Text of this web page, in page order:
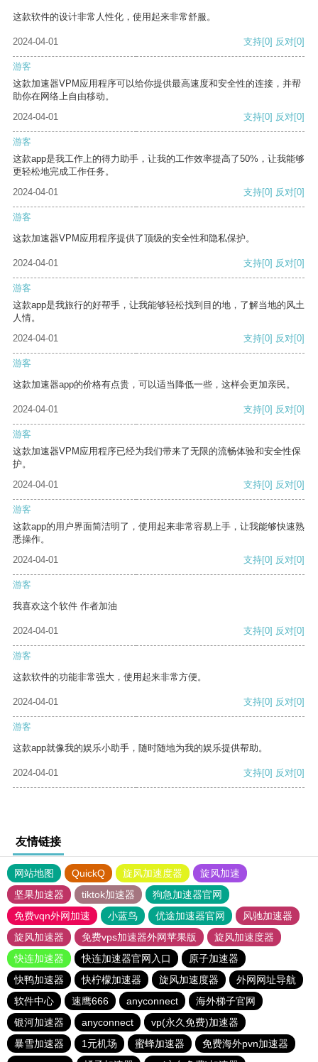
这款软件的设计非常人性化，使用起来非常舒服。
2024-04-01 支持[0] 反对[0]
游客
这款加速器VPM应用程序可以给你提供最高速度和安全性的连接，并帮
助你在网络上自由移动。
2024-04-01
支持[0] 反对[0]
游客
这款app是我工作上的得力助手，让我的工作效率提高了50%，让我能够
更轻松地完成工作任务。
2024-04-01
支持[0] 反对[0]
游客
这款加速器VPM应用程序提供了顶级的安全性和隐私保护。
2024-04-01 支持[0] 反对[0]
游客
这款app是我旅行的好帮手，让我能够轻松找到目的地，了解当地的风土
人情。
2024-04-01
支持[0] 反对[0]
游客
这款加速器app的价格有点贵，可以适当降低一些，这样会更加亲民。
2024-04-01 支持[0] 反对[0]
游客
这款加速器VPM应用程序已经为我们带来了无限的流畅体验和安全性保
护。
2024-04-01
支持[0] 反对[0]
游客
这款app的用户界面简洁明了，使用起来非常容易上手，让我能够快速熟
悉操作。
2024-04-01
支持[0] 反对[0]
游客
我喜欢这个软件 作者加油
2024-04-01 支持[0] 反对[0]
游客
这款软件的功能非常强大，使用起来非常方便。
2024-04-01 支持[0] 反对[0]
游客
这款app就像我的娱乐小助手，随时随地为我的娱乐提供帮助。
2024-04-01 支持[0] 反对[0]
友情链接
网站地图 QuickQ 旋风加速度器
旋风加速
坚果加速器
tiktok加速器
狗急加速器官网
免费vqn外网加速
小蓝鸟 优途加速器官网
风驰加速器
旋风加速器
免费vps加速器外网苹果版
旋风加速度器
快连加速器
快连加速器官网入口
原子加速器
快鸭加速器
快柠檬加速器 旋风加速度器
外网网址导航
软件中心
速鹰666 anyconnect
海外梯子官网
银河加速器
anyconnect
vp(永久免费)加速器
暴雪加速器
1元机场 蜜蜂加速器
免费海外pvn加速器